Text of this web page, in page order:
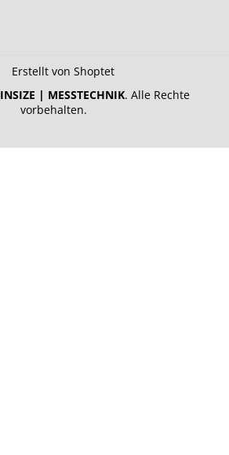
Erstellt von Shoptet
INSIZE | MESSTECHNIK. Alle Rechte
vorbehalten.